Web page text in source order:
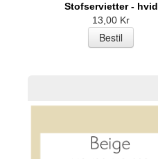
Stofservietter - hvid
13,00 Kr